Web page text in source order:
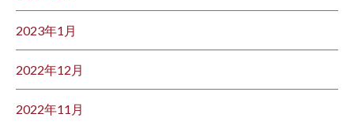
2023年1月
2022年12月
2022年11月